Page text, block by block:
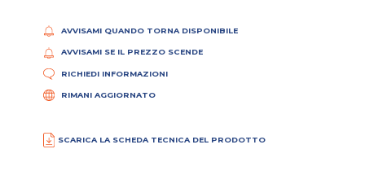
AVVISAMI QUANDO TORNA DISPONIBILE
AVVISAMI SE IL PREZZO SCENDE
RICHIEDI INFORMAZIONI
RIMANI AGGIORNATO
SCARICA LA SCHEDA TECNICA DEL PRODOTTO